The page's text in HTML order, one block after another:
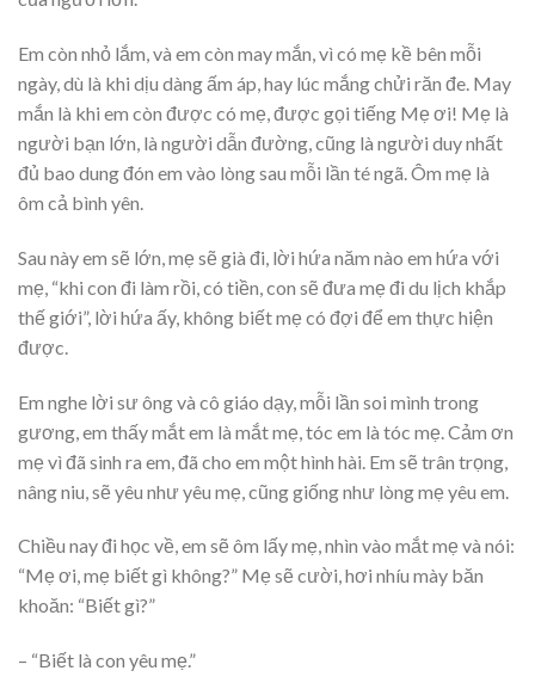
Em còn nhỏ lắm, và em còn may mắn, vì có mẹ kề bên mỗi
ngày, dù là khi dịu dàng ấm áp, hay lúc mắng chửi răn đe. May
mắn là khi em còn được có mẹ, được gọi tiếng Mẹ ơi! Mẹ là
người bạn lớn, là người dẫn đường, cũng là người duy nhất
đủ bao dung đón em vào lòng sau mỗi lần té ngã. Ôm mẹ là
ôm cả bình yên.
Sau này em sẽ lớn, mẹ sẽ già đi, lời hứa năm nào em hứa với
mẹ, “khi con đi làm rồi, có tiền, con sẽ đưa mẹ đi du lịch khắp
thế giới”, lời hứa ấy, không biết mẹ có đợi để em thực hiện
được.
Em nghe lời sư ông và cô giáo dạy, mỗi lần soi mình trong
gương, em thấy mắt em là mắt mẹ, tóc em là tóc mẹ. Cảm ơn
mẹ vì đã sinh ra em, đã cho em một hình hài. Em sẽ trân trọng,
nâng niu, sẽ yêu như yêu mẹ, cũng giống như lòng mẹ yêu em.
Chiều nay đi học về, em sẽ ôm lấy mẹ, nhìn vào mắt mẹ và nói:
“Mẹ ơi, mẹ biết gì không?” Mẹ sẽ cười, hơi nhíu mày băn
khoăn: “Biết gì?”
– “Biết là con yêu mẹ.”